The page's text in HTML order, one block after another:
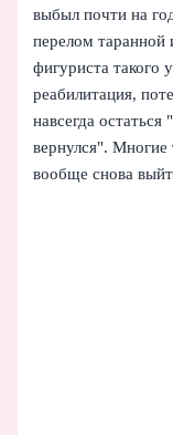
выбыл почти на
перелом таранной
фигуриста такого
реабилитация,
навсегда
вернулся". Многие
вообще снова